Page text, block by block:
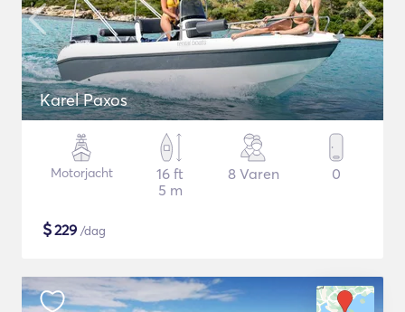
Karel Paxos
Motorjacht
16 ft
5 m
8 Varen 0
$229 /dag